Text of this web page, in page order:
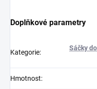
Doplňkové parametry
Kategorie:
Sáčky
Hmotnost: